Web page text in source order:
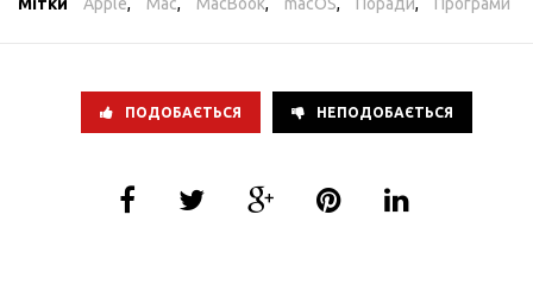
ПОДОБАЄТЬСЯ НЕПОДОБАЄТЬСЯ